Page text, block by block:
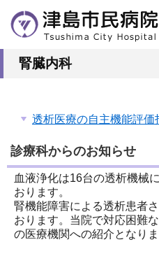
腎臓内科
透析医療の自主機能評価
診療科からのお知らせ
血液浄化は16台の透析機械
おります。
腎機能障害による透析患者
おります。当院で対応困難
の医療機関への紹介となりま